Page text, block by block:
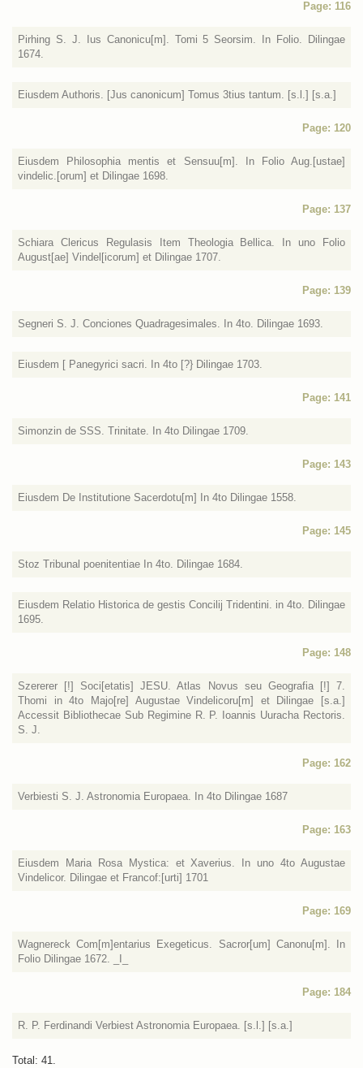
Page: 116
Pirhing S. J. Ius Canonicu[m]. Tomi 5 Seorsim. In Folio. Dilingae
1674.
Eiusdem Authoris. [Jus canonicum] Tomus 3tius tantum. [s.l.] [s.a.]
Page: 120
Eiusdem Philosophia mentis et Sensuu[m]. In Folio Aug.[ustae]
vindelic.[orum] et Dilingae 1698.
Page: 137
Schiara Clericus Regulasis Item Theologia Bellica. In uno Folio
August[ae] Vindel[icorum] et Dilingae 1707.
Page: 139
Segneri S. J. Conciones Quadragesimales. In 4to. Dilingae 1693.
Eiusdem [ Panegyrici sacri. In 4to [?} Dilingae 1703.
Page: 141
Simonzin de SSS. Trinitate. In 4to Dilingae 1709.
Page: 143
Eiusdem De Institutione Sacerdotu[m] In 4to Dilingae 1558.
Page: 145
Stoz Tribunal poenitentiae In 4to. Dilingae 1684.
Eiusdem Relatio Historica de gestis Concilij Tridentini. in 4to. Dilingae
1695.
Page: 148
Szererer [!] Soci[etatis] JESU. Atlas Novus seu Geografia [!] 7.
Thomi in 4to Majo[re] Augustae Vindelicoru[m] et Dilingae [s.a.]
Accessit Bibliothecae Sub Regimine R. P. Ioannis Uuracha Rectoris.
S. J.
Page: 162
Verbiesti S. J. Astronomia Europaea. In 4to Dilingae 1687
Page: 163
Eiusdem Maria Rosa Mystica: et Xaverius. In uno 4to Augustae
Vindelicor. Dilingae et Francof:[urti] 1701
Page: 169
Wagnereck Com[m]entarius Exegeticus. Sacror[um] Canonu[m]. In
Folio Dilingae 1672. _I_
Page: 184
R. P. Ferdinandi Verbiest Astronomia Europaea. [s.l.] [s.a.]
Total: 41.